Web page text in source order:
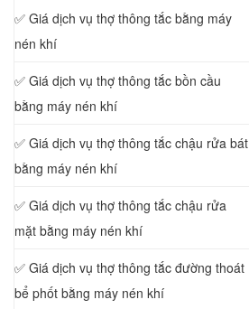
✅ Giá dịch vụ thợ thông tắc bằng máy
nén khí
✅ Giá dịch vụ thợ thông tắc bồn cầu
bằng máy nén khí
✅ Giá dịch vụ thợ thông tắc chậu rửa bát
bằng máy nén khí
✅ Giá dịch vụ thợ thông tắc chậu rửa
mặt bằng máy nén khí
✅ Giá dịch vụ thợ thông tắc đường thoát
bể phốt bằng máy nén khí